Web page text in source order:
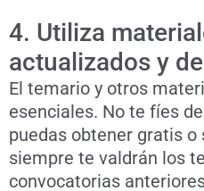
4. Utiliza
actualizados y
El temario y otros
esenciales. No te fíes
puedas obtener gratis o
siempre te valdrán los
convocatorias